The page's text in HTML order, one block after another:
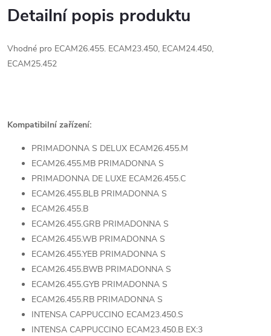
Detailní popis produktu
Vhodné pro ECAM26.455. E­CAM23.450, ECAM24.450,
ECAM25.452
Kompatibilní zařízení:
PRIMADONNA S DELUX ECAM26.455.M
ECAM26.455.MB PRIMADONNA S
PRIMADONNA DE LUXE ECAM26.455.C
ECAM26.455.BLB PRIMADONNA S
ECAM26.455.B
ECAM26.455.GRB PRIMADONNA S
ECAM26.455.WB PRIMADONNA S
ECAM26.455.YEB PRIMADONNA S
ECAM26.455.BWB PRIMADONNA S
ECAM26.455.GYB PRIMADONNA S
ECAM26.455.RB PRIMADONNA S
INTENSA CAPPUCCINO ECAM23.450.S
INTENSA CAPPUCCINO ECAM23.450.B EX:3